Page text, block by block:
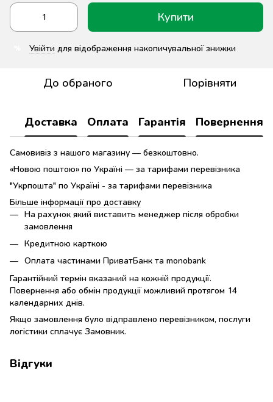
Купити
Увійти для відображення накопичувальної знижки
До обраного Порівняти
Доставка Оплата Гарантія Повернення
Самовивіз з нашого магазину — безкоштовно.
«Новою поштою» по Україні — за тарифами перевізника
"Укрпошта" по Україні - за тарифами перевізника
Більше інформації про доставку
На рахунок який виставить менеджер після обробки
замовлення
Кредитною карткою
Оплата частинами ПриватБанк та monobank
Гарантійний термін вказаний на кожній продукції.
Повернення або обмін продукції можливий протягом 14
календарних днів.
Якщо замовлення було відправлено перевізником, послуги
логістики сплачує Замовник.
Відгуки